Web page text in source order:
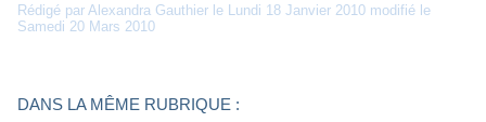
Rédigé par Alexandra Gauthier le Lundi 18 Janvier 2010 modifié le
Samedi 20 Mars 2010
DANS LA MÊME RUBRIQUE :